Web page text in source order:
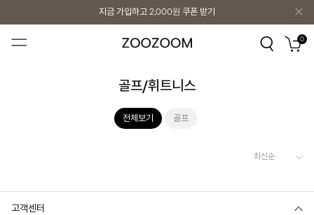
지금 가입하고 2,000원 쿠폰 받기
지금 가입하고 2,000원 쿠폰 받기 0
골프/휘트니스
전체보기 골프
고객센터